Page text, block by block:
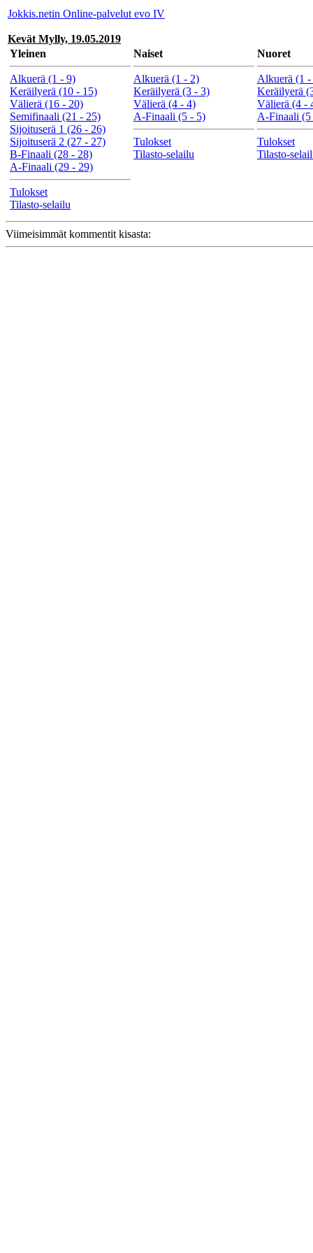
Jokkis.netin Online-palvelut evo IV
Kevät Mylly, 19.05.2019
Yleinen
Alkuerä (1 - 9)
Keräilyerä (10 - 15)
Välierä (16 - 20)
Semifinaali (21 - 25)
Sijoituserä 1 (26 - 26)
Sijoituserä 2 (27 - 27)
B-Finaali (28 - 28)
A-Finaali (29 - 29)
Tulokset
Tilasto-selailu
Naiset
Alkuerä (1 - 2)
Keräilyerä (3 - 3)
Välierä (4 - 4)
A-Finaali (5 - 5)
Tulokset
Tilasto-selailu
Nuoret
Alkuerä (1 -
Keräilyerä
Välierä (4 -
A-Finaali (5
Tulokset
Tilasto-
Viimeisimmät kommentit kisasta: